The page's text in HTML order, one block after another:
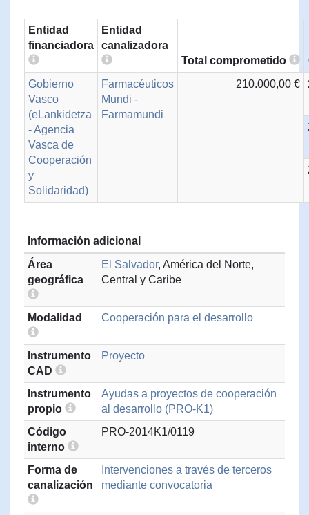
Entidad
financiadora
Entidad
canalizadora
Total comprometido
Gobierno
Vasco
(eLankidetza
- Agencia
Vasca de
Cooperación
y
Solidaridad)
Farmacéuticos
Mundi -
Farmamundi
210.000,00 €
Información adicional
Área
geográfica
El Salvador, América del Norte,
Central y Caribe
Modalidad Cooperación para el desarrollo
Instrumento
CAD
Proyecto
Instrumento
propio
Ayudas a proyectos de cooperación
al desarrollo (PRO-K1)
Código
interno
PRO-2014K1/0119
Forma de
canalización
Intervenciones a través de terceros
mediante convocatoria